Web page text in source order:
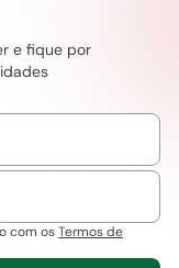
e fique por
com osTermos de